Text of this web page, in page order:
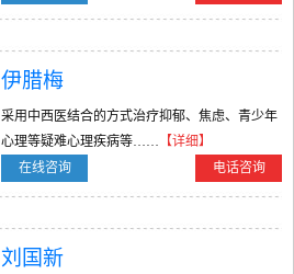
伊腊梅
采用中西医结合的方式治疗抑郁、焦虑、青少年
心理等疑难心理疾病等……
【详细】
在线咨询
电话咨询
刘国新